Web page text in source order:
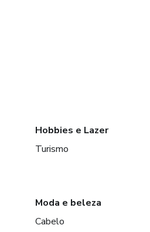
Hobbies e Lazer
Turismo
Moda e beleza
Cabelo